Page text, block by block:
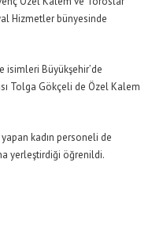
Hizmetler bünyesinde
isimleri Büyükşehir’de
Tolga Gökçeli de Özel Kalem
kadın personeli de
yerleştirdiği öğrenildi.